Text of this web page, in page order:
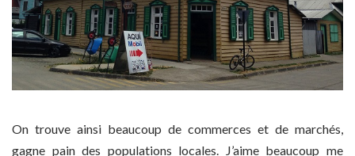
On trouve ainsi beaucoup de commerces et de marchés,
gagne pain des populations locales. J’aime beaucoup me